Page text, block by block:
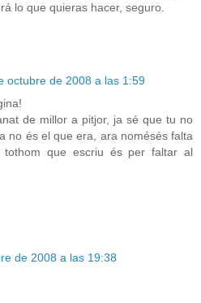
lo que quieras hacer, seguro.
octubre de 2008 a las 1:59
de millor a pitjor, ja sé que tu no
no és el que era, ara nomésés falta
tothom que escriu és per faltar al
de 2008 a las 19:38